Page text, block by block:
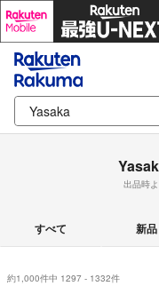
出品時
すべて 新品
約1,000件中 1297 - 1332件